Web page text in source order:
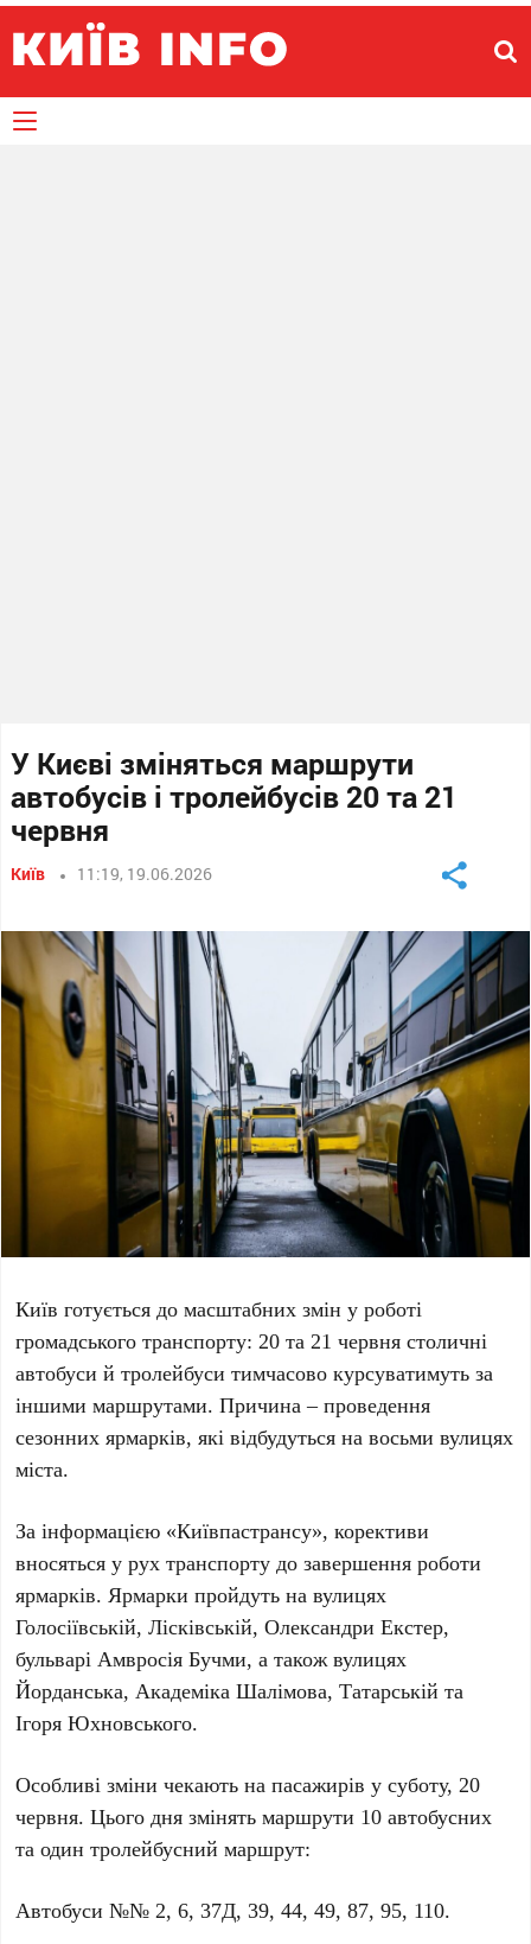
У Києві зміняться маршрути
автобусів і тролейбусів 20 та 21
червня
Київ 11:19, 19.06.2026
Київ готується до масштабних змін у роботі
громадського транспорту:20 та21 червня столичні
автобуси й тролейбуси тимчасово курсуватимуть за
іншими маршрутами. Причина – проведення
сезонних ярмарків, які відбудуться на восьми вулицях
міста.
За інформацією «Київпастрансу», корективи
вносяться у рух транспорту до завершення роботи
ярмарків. Ярмарки пройдуть на вулицях
Голосіївській,Лісківській,Олександри Екстер,
бульваріАмвросія Бучми, а також вулицях
Йорданська,Академіка Шалімова,Татарській та
Ігоря Юхновського.
Особливі зміни чекають на пасажирів усуботу, 20
червня. Цього дня змінять маршрути 10 автобусних
таодин тролейбусний маршрут:
Автобуси №№2,6,37Д,39,44,49,87,95, 110.